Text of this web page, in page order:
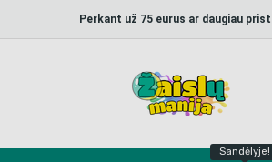
Perkant už 75 eurus ar daugiau
Sandėlyje!